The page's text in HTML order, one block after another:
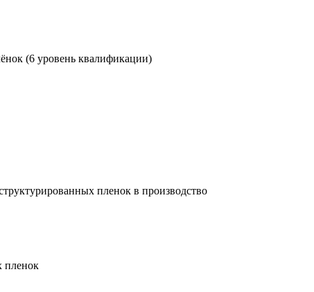
(6 уровень квалификации)
пленок в производство
пленок